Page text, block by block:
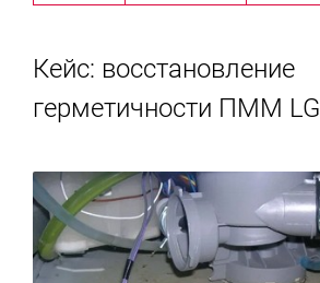
Кейс: восстановление
герметичности ПММ LG